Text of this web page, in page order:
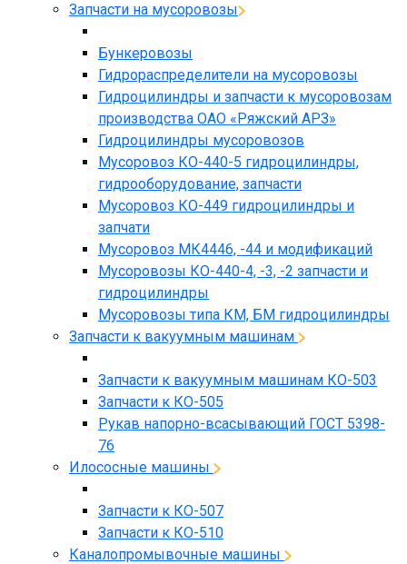
Запчасти на мусоровозы
Бункеровозы
Гидрораспределители на мусоровозы
Гидроцилиндры и запчасти к мусоровозам
производства ОАО «Ряжский АРЗ»
Гидроцилиндры мусоровозов
Мусоровоз КО-440-5 гидроцилиндры,
гидрооборудование, запчасти
Мусоровоз КО-449 гидроцилиндры и
запчати
Мусоровоз МК4446, -44 и модификаций
Мусоровозы КО-440-4, -3, -2 запчасти и
гидроцилиндры
Мусоровозы типа КМ, БМ гидроцилиндры
Запчасти к вакуумным машинам
Запчасти к вакуумным машинам КО-503
Запчасти к КО-505
Рукав напорно-всасывающий ГОСТ 5398-
76
Илососные машины
Запчасти к КО-507
Запчасти к КО-510
Каналопромывочные машины